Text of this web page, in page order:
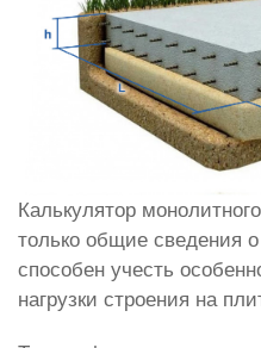
Калькулятор
только общие сведения
способен учесть
нагрузки строения на